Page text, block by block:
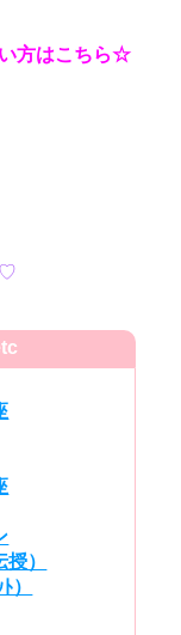
方はこちら☆
♡
）
）